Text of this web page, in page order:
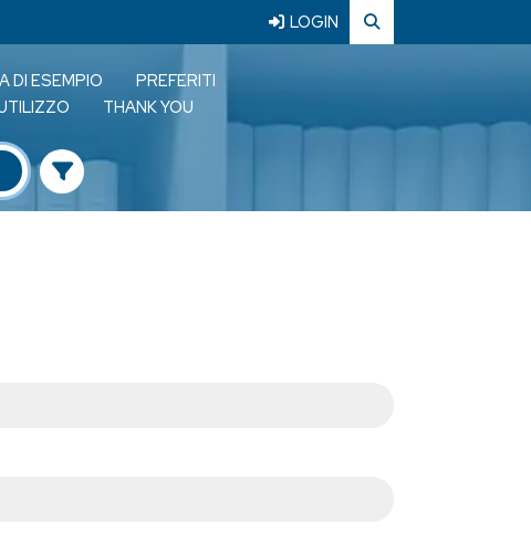
LOGIN
DI ESEMPIO
PREFERITI
THANK YOU